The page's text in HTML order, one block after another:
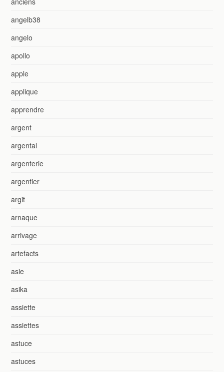
angelb38
angelo
apollo
apple
applique
apprendre
argent
argental
argenterie
argentier
argit
arnaque
arrivage
artefacts
asie
asika
assiette
assiettes
astuce
astuces